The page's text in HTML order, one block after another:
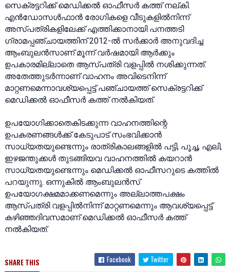
സെക്രട്ടറിക്ക് മെഡിക്കൽ ഓഫീസർ കത്ത് നല്കി.
എൻഡോസൾഫാൻ രോഗികളെ വീടുകളിൽനിന്ന്
അസ്പത്രികളിലേക്ക് എത്തിക്കാനായി പനത്തടി
ഗ്രാമപ്പഞ്ചായത്തിന് 2012-ൽ സർക്കാർ അനുവദിച്ച
ആംബുലൻസാണ് മൂന്ന് വർഷമായി ആർക്കും
ഉപകാരമില്ലാതെ ആസ്പത്രി വളപ്പിൽ നശിക്കുന്നത്.
അതേത്തുടർന്നാണ് വാഹനം അവിടെനിന്ന്
മാറ്റണമെന്നാവശ്യപ്പെട്ട് പഞ്ചായത്ത് സെക്രട്ടറിക്ക്
മെഡിക്കൽ ഓഫീസർ കത്ത് നൽകിയത്.
ഉപയോഗിക്കാതെകിടക്കുന്ന വാഹനത്തിന്റെ
ഉപകരണങ്ങൾക്ക് കേടുപാട് സംഭവിക്കാൻ
സാധ്യതയുണ്ടെന്നും രാത്രികാലങ്ങളിൽ പട്ടി, പൂച്ച, എലി,
ഇഴജന്തുക്കൾ തുടങ്ങിയവ വാഹനത്തിൽ കയറാൻ
സാധ്യതയുണ്ടെന്നും മെഡിക്കൽ ഓഫീസറുടെ കത്തിൽ
പറയുന്നു. ഒന്നുകിൽ ആംബുലൻസ്
ഉപയോഗക്ഷമമാക്കണമെന്നും അല്ലാത്തപക്ഷം
ആസ്പത്രി വളപ്പിൽനിന്ന് മാറ്റണമെന്നും ആവശ്യപ്പെട്ട്
കഴിഞ്ഞദിവസമാണ് മെഡിക്കൽ ഓഫീസർ കത്ത്
നൽകിയത്.
SHARE THIS Facebook Twitter